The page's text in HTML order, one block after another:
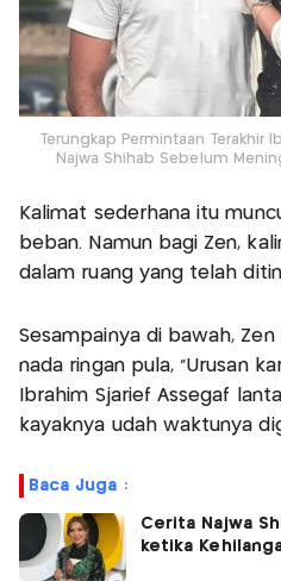
Terungkap Permintaan Terakhir
Najwa Shihab Sebelum
Kalimat sederhana itu
beban. Namun bagi Zen,
dalam ruang yang telah
Sesampainya di bawah,
nada ringan pula, "Urusan
Ibrahim Sjarief Assegaf
kayaknya udah waktunya
Baca Juga :
Cerita Najwa
ketika